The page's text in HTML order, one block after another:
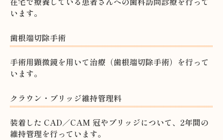
います。
歯根端切除手術
手術用顕微鏡を用いて治療（歯根端切除手術）を行って
います。
クラウン・ブリッジ維持管理料
装着した CAD／CAM 冠やブリッジについて、2年間の
維持管理を行っています。